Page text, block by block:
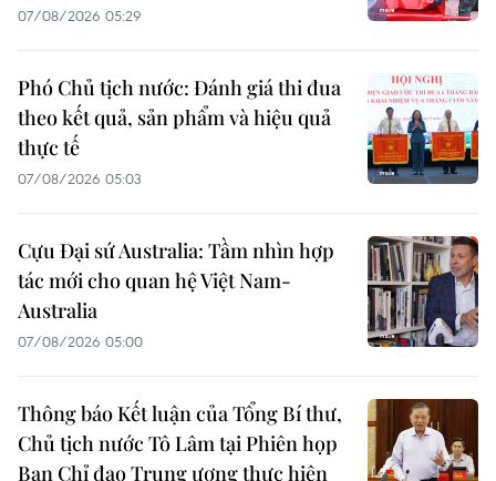
07/08/2026 05:29
Phó Chủ tịch nước: Đánh giá thi đua
theo kết quả, sản phẩm và hiệu quả
thực tế
07/08/2026 05:03
Cựu Đại sứ Australia: Tầm nhìn hợp
tác mới cho quan hệ Việt Nam-
Australia
07/08/2026 05:00
Thông báo Kết luận của Tổng Bí thư,
Chủ tịch nước Tô Lâm tại Phiên họp
Ban Chỉ đạo Trung ương thực hiện